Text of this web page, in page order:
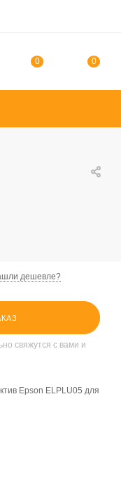
0 0
дешевле?
свяжутся с вами и
Epson ELPLU05 для